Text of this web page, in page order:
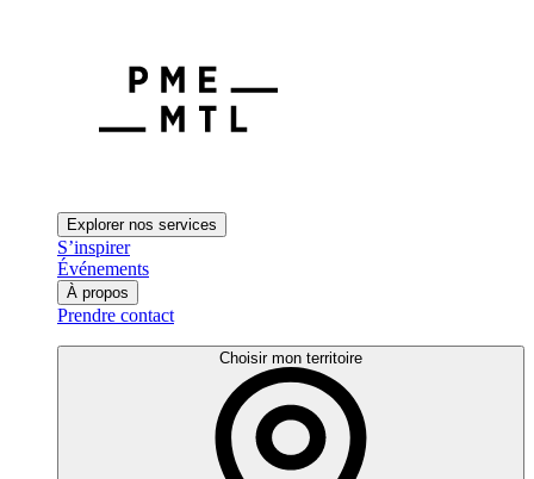
Explorer nos services
S’inspirer
Événements
À propos
Prendre contact
Choisir mon territoire